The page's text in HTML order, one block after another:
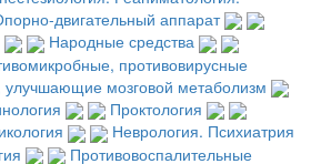
двигательный аппарат
Народные средства
противовирусные
улучшающие мозговой метаболизм
Проктология
Неврология. Психиатрия
Противовоспалительные